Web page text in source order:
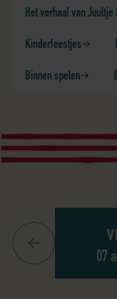
Het verhaal van Juultje
Kinderfeestjes
Binnen spelen
Vorige 07